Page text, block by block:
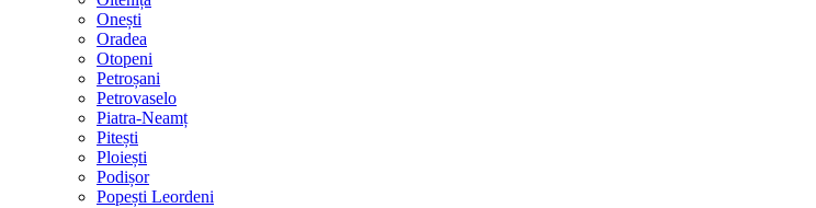
Onești
Oradea
Otopeni
Petroșani
Petrovaselo
Piatra-Neamț
Pitești
Ploiești
Podișor
Popești Leordeni